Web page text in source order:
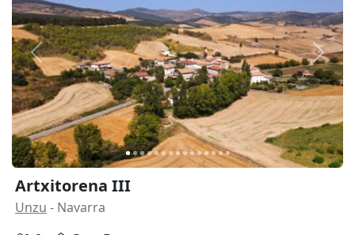
Anterior
Artxitorena III
Unzu - Navarra